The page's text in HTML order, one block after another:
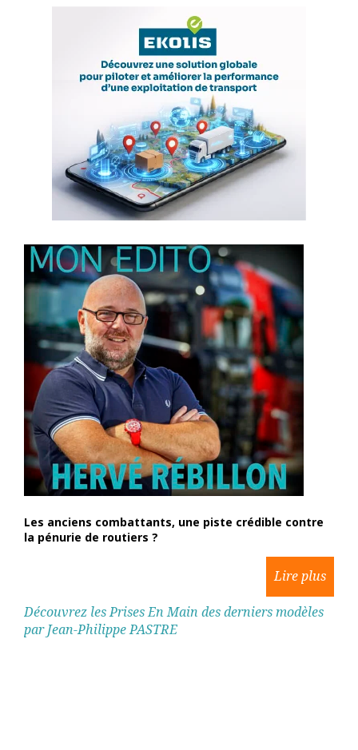
Les anciens combattants, une piste crédible contre
la pénurie de routiers ?
Découvrez les Prises En Main des derniers modèles
par Jean-Philippe PASTRE